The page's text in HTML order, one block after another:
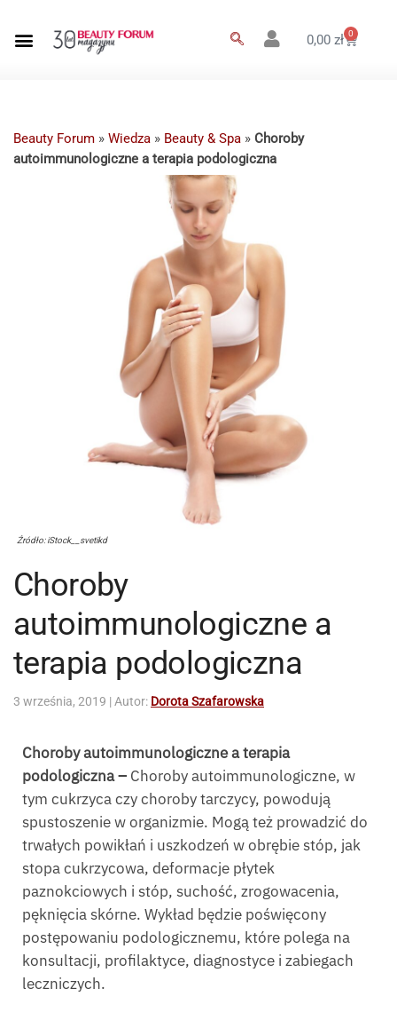
0,00zł 0
Beauty Forum » Wiedza » Beauty & Spa » Choroby
autoimmunologiczne a terapia podologiczna
Źródło: iStock__svetikd
Choroby
autoimmunologiczne a
terapia podologiczna
3 września, 2019 | Autor: Dorota Szafarowska
Choroby autoimmunologiczne a terapia
podologiczna – Choroby autoimmunologiczne, w
tym cukrzyca czy choroby tarczycy, powodują
spustoszenie w organizmie. Mogą też prowadzić do
trwałych powikłań i uszkodzeń w obrębie stóp, jak
stopa cukrzycowa, deformacje płytek
paznokciowych i stóp, suchość, zrogowacenia,
pęknięcia skórne. Wykład będzie poświęcony
postępowaniu podologicznemu, które polega na
konsultacji, profilaktyce, diagnostyce i zabiegach
leczniczych.